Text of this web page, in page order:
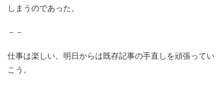
しまうのであった。
－－
仕事は楽しい。明日からは既存記事の手直しを頑張ってい
こう。